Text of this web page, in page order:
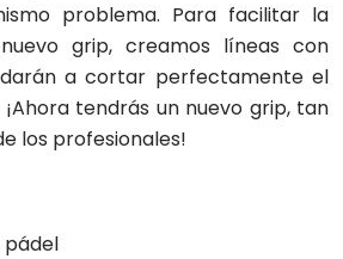
problema. Para facilitar la
grip, creamos líneas con
a cortar perfectamente el
tendrás un nuevo grip, tan
los profesionales!
pádel